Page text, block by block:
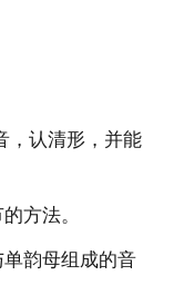
认清形，并能
方法。
韵母组成的音